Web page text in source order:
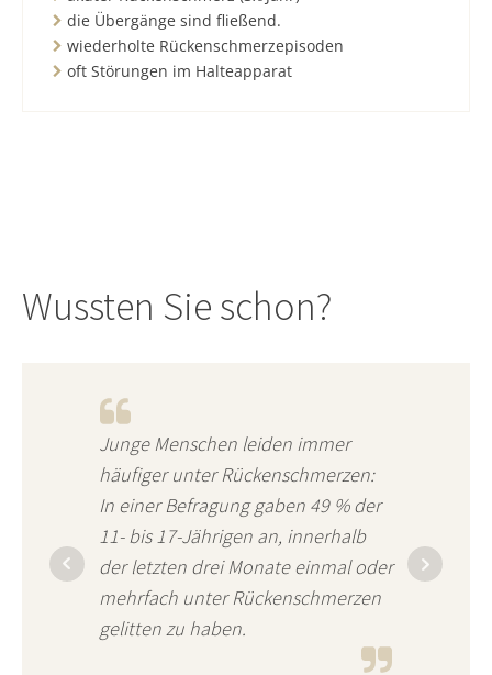
die Übergänge sind fließend.
wiederholte Rückenschmerzepisoden
oft Störungen im Halteapparat
Wussten Sie schon?
Junge Menschen leiden immer
häufiger unter Rückenschmerzen:
In einer Befragung gaben 49 % der
11- bis 17-Jährigen an, innerhalb
der letzten drei Monate einmal oder
mehrfach unter Rückenschmerzen
gelitten zu haben.